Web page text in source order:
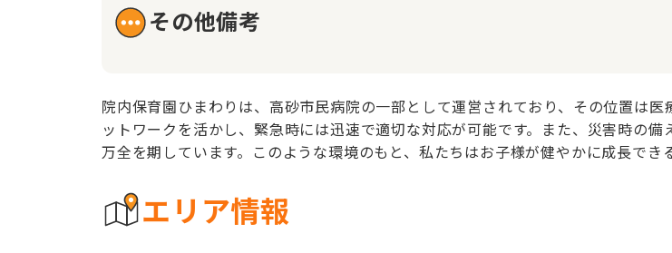
その他備考
院内保育園ひまわりは、高砂市民病院の一部として運営されており、その位置は
ットワークを活かし、緊急時には迅速で適切な対応が可能です。また、災害時の
万全を期しています。このような環境のもと、私たちはお子様が健やかに成長でき
エリア情報